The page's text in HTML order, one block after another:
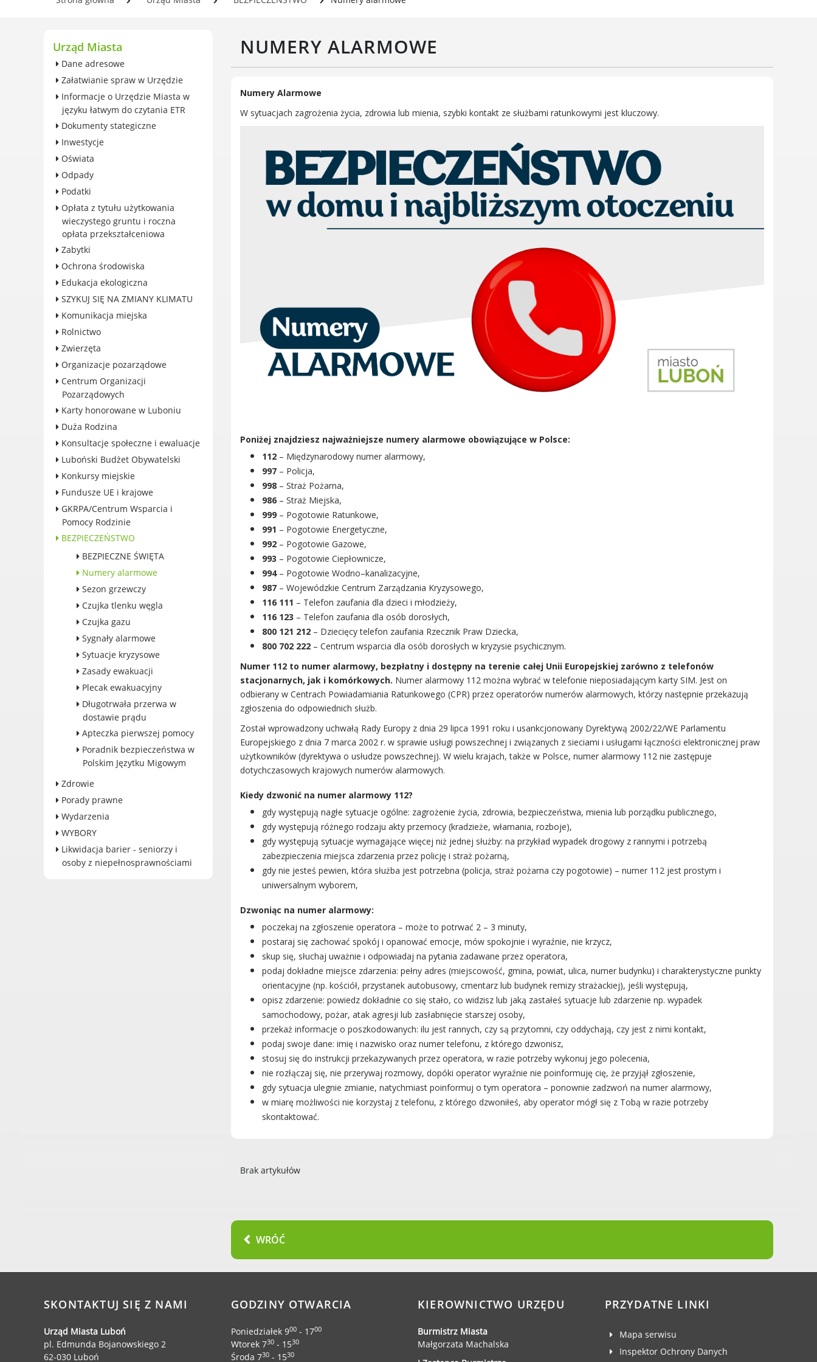
wieczystego gruntu i roczna
Ochrona środowiska
Edukacja ekologiczna
SZYKUJ SIĘ NA ZMIANY
KLIMATU
Komunikacja miejska
Rolnictwo
Zwierzęta
Organizacje pozarządowe
Centrum Organizacji
Pozarządowych
Karty honorowane w Luboniu
Duża Rodzina
Konsultacje społeczne i
ewaluacje
Luboński Budżet Obywatelski
Konkursy miejskie
Fundusze UE i krajowe
GKRPA/Centrum Wsparcia i
Pomocy Rodzinie
BEZPIECZEŃSTWO
Zdrowie
Porady prawne
Wydarzenia
WYBORY
Likwidacja barier - seniorzy i
osoby z
niepełnosprawnościami
Serwisy mapowe
Ogłoszenia o pracę
Plaża Miejska przy ul. Rzecznej
w Luboniu
PTTK
Wodne Wody Polskie
KONTAKT
Dane adresowe, wydziały i
sprawy
NUMERY ALARMOWE
Numery Alarmowe
W sytuacjach zagrożenia życia, zdrowia lub mienia, szybki kontakt ze służbami ratunkowymi jest kluczowy.
Poniżej znajdziesz najważniejsze numery alarmowe obowiązujące w Polsce:
112– Międzynarodowy numer alarmowy,
997– Policja,
998– Straż Pożarna,
986– Straż Miejska,
999– Pogotowie Ratunkowe,
991 – Pogotowie Energetyczne,
992– Pogotowie Gazowe,
993 – Pogotowie Ciepłownicze,
994– Pogotowie Wodno–kanalizacyjne,
987– Wojewódzkie Centrum Zarządzania Kryzysowego,
116 111 – Telefon zaufania dla dzieci i młodzieży,
116 123 – Telefon zaufania dla osób dorosłych,
800 121 212– Dziecięcy telefon zaufania Rzecznik Praw Dziecka,
800 702 222– Centrum wsparcia dla osób dorosłych w kryzysie psychicznym.
Numer 112 to numer alarmowy, bezpłatny i dostępny na terenie całej Unii Europejskiej zarówno z telefonów
stacjonarnych, jak i komórkowych. Numer alarmowy 112 można wybrać w telefonie nieposiadającym karty SIM. Jest on
odbierany w Centrach Powiadamiania Ratunkowego (CPR) przez operatorów numerów alarmowych, którzy następnie przekazują
zgłoszenia do odpowiednich służb.
Został wprowadzony uchwałą Rady Europy z dnia 29 lipca 1991 roku i usankcjonowany Dyrektywą 2002/22/WE Parlamentu
Europejskiego z dnia 7 marca 2002 r. w sprawie usługi powszechnej i związanych z sieciami i usługami łączności elektronicznej praw
użytkowników (dyrektywa o usłudze powszechnej). W wielu krajach, także w Polsce, numer alarmowy 112 nie zastępuje
dotychczasowych krajowych numerów alarmowych.
Kiedy dzwonić na numer alarmowy 112?
gdy występują nagłe sytuacje ogólne: zagrożenie życia, zdrowia, bezpieczeństwa, mienia lub porządku publicznego,
gdy występują różnego rodzaju akty przemocy (kradzieże, włamania, rozboje),
gdy występują sytuacje wymagające więcej niż jednej służby: na przykład wypadek drogowy z rannymi i potrzebą
zabezpieczenia miejsca zdarzenia przez policję i straż pożarną,
gdy nie jesteś pewien, która służba jest potrzebna (policja, straż pożarna czy pogotowie) – numer 112 jest prostym i
uniwersalnym wyborem,
Dzwoniąc na numer alarmowy:
poczekaj na zgłoszenie operatora – może to potrwać 2 – 3 minuty,
postaraj się zachować spokój i opanować emocje, mów spokojnie i wyraźnie, nie krzycz,
skup się, słuchaj uważnie i odpowiadaj na pytania zadawane przez operatora,
podaj dokładne miejsce zdarzenia: pełny adres (miejscowość, gmina, powiat, ulica, numer budynku) i charakterystyczne punkty
orientacyjne (np. kościół, przystanek autobusowy, cmentarz lub budynek remizy strażackiej), jeśli występują,
opisz zdarzenie: powiedz dokładnie co się stało, co widzisz lub jaką zastałeś sytuacje lub zdarzenie np. wypadek
samochodowy, pożar, atak agresji lub zasłabnięcie starszej osoby,
przekaż informacje o poszkodowanych: ilu jest rannych, czy są przytomni, czy oddychają, czy jest z nimi kontakt,
podaj swoje dane: imię i nazwisko oraz numer telefonu, z którego dzwonisz,
stosuj się do instrukcji przekazywanych przez operatora, w razie potrzeby wykonuj jego polecenia,
nie rozłączaj się, nie przerywaj rozmowy, dopóki operator wyraźnie nie poinformuję cię, że przyjął zgłoszenie,
gdy sytuacja ulegnie zmianie, natychmiast poinformuj o tym operatora – ponownie zadzwoń na numer alarmowy,
w miarę możliwości nie korzystaj z telefonu, z którego dzwoniłeś, aby operator mógł się z Tobą w razie potrzeby
skontaktować.
Brak artykułów
WRÓĆ
Urząd Miasta
Dane adresowe
Załatwianie spraw w Urzędzie
Informacje o Urzędzie Miasta w
języku łatwym do czytania ETR
Dokumenty stategiczne
Inwestycje
Oświata
Odpady
Podatki
Opłata z tytułu użytkowania
wieczystego gruntu i roczna
opłata przekształceniowa
Zabytki
Ochrona środowiska
Edukacja ekologiczna
SZYKUJ SIĘ NA ZMIANY KLIMATU
Komunikacja miejska
Rolnictwo
Zwierzęta
Organizacje pozarządowe
Centrum Organizacji
Pozarządowych
Karty honorowane w Luboniu
Duża Rodzina
Konsultacje społeczne i ewaluacje
Luboński Budżet Obywatelski
Konkursy miejskie
Fundusze UE i krajowe
GKRPA/Centrum Wsparcia i
Pomocy Rodzinie
BEZPIECZEŃSTWO
BEZPIECZNE ŚWIĘTA
Numery alarmowe
Sezon grzewczy
Czujka tlenku węgla
Czujka gazu
Sygnały alarmowe
Sytuacje kryzysowe
Zasady ewakuacji
Plecak ewakuacyjny
Długotrwała przerwa w
dostawie prądu
Apteczka pierwszej pomocy
Poradnik bezpieczeństwa w
Polskim Języtku Migowym
Zdrowie
Porady prawne
Wydarzenia
WYBORY
Likwidacja barier - seniorzy i
osoby z niepełnosprawnościami
SKONTAKTUJ SIĘ Z NAMI
Urząd Miasta Luboń
pl. Edmunda Bojanowskiego 2
62-030 Luboń
GODZINY OTWARCIA
Poniedziałek 900- 1700
Wtorek 730- 1530
Środa 730- 1530
KIEROWNICTWO URZĘDU
Burmistrz Miasta
Małgorzata Machalska
PRZYDATNE LINKI
Mapa serwisu
Inspektor Ochrony Danych